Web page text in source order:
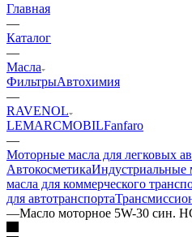
Главная
—
Каталог
—
Масла
ФильтрыАвтохимия
—
RAVENOL
LEMARCMOBILFanfaro
—
Моторные масла для легковых
АвтокосметикаИндустриальные
масла для коммерческого
для автотранспорта
—Масло моторное 5W-30 син.